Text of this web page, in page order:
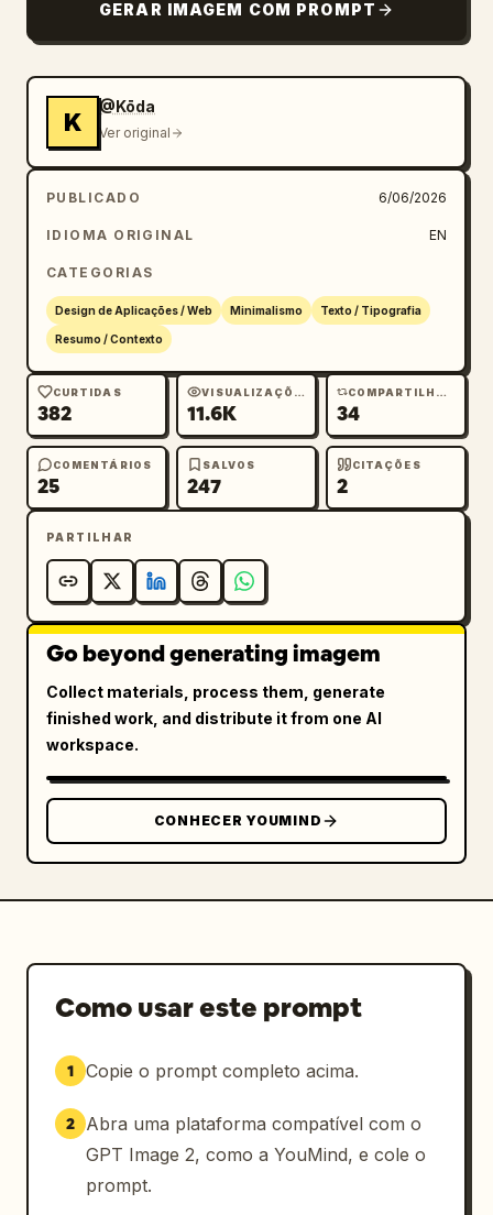
GERAR IMAGEM COM PROMPT
K
@Kōda
Ver original
PUBLICADO 6/06/2026
IDIOMA ORIGINAL EN
CATEGORIAS
Design de Aplicações / Web Minimalismo Texto / Tipografia
Resumo / Contexto
CURTIDAS
382
VISUALIZAÇÕES
11.6K
COMPARTILHAMENTOS
34
COMENTÁRIOS
25
SALVOS
247
CITAÇÕES
2
PARTILHAR
Go beyond generating imagem
Collect materials, process them, generate
finished work, and distribute it from one AI
workspace.
CONHECER YOUMIND
Como usar este prompt
1 Copie o prompt completo acima.
2
Abra uma plataforma compatível com o
GPT Image 2, como a YouMind, e cole o
prompt.